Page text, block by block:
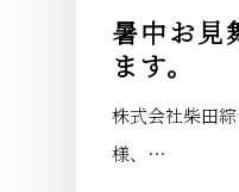
暑中お見
ます。
株式会社柴田
様、…